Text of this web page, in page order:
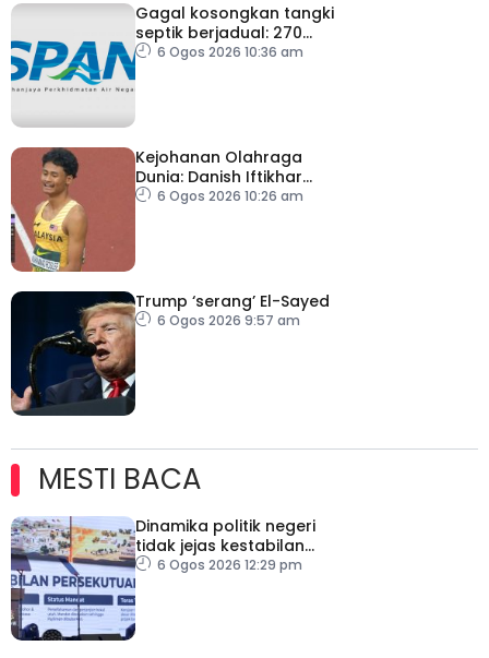
Gagal kosongkan tangki
septik berjadual: 270
premis dikenakan notis
6 Ogos 2026 10:36 am
Kejohanan Olahraga
Dunia: Danish Iftikhar
cipta sejarah mara ke
6 Ogos 2026 10:26 am
Trump ‘serang’ El-Sayed
6 Ogos 2026 9:57 am
MESTI BACA
Dinamika politik negeri
tidak jejas kestabilan
Kerajaan Perpaduan
6 Ogos 2026 12:29 pm